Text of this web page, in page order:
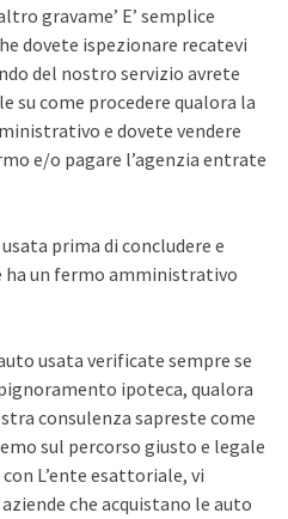
gravame’ E’ semplice
dovete ispezionare recatevi
del nostro servizio avrete
su come procedere qualora la
e dovete vendere
e/o pagare l’agenzia entrate
prima di concludere e
ha un fermo amministrativo
usata verificate sempre se
ipoteca, qualora
consulenza sapreste come
sul percorso giusto e legale
L’ente esattoriale, vi
che acquistano le auto